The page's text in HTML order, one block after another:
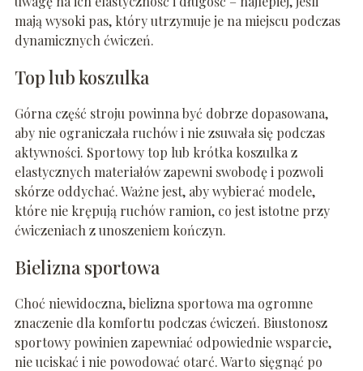
mają wysoki pas, który utrzymuje je na miejscu podczas
dynamicznych ćwiczeń.
Top lub koszulka
Górna część stroju powinna być dobrze dopasowana,
aby nie ograniczała ruchów i nie zsuwała się podczas
aktywności. Sportowy top lub krótka koszulka z
elastycznych materiałów zapewni swobodę i pozwoli
skórze oddychać. Ważne jest, aby wybierać modele,
które nie krępują ruchów ramion, co jest istotne przy
ćwiczeniach z unoszeniem kończyn.
Bielizna sportowa
Choć niewidoczna, bielizna sportowa ma ogromne
znaczenie dla komfortu podczas ćwiczeń. Biustonosz
sportowy powinien zapewniać odpowiednie wsparcie,
nie uciskać i nie powodować otarć. Warto sięgnąć po